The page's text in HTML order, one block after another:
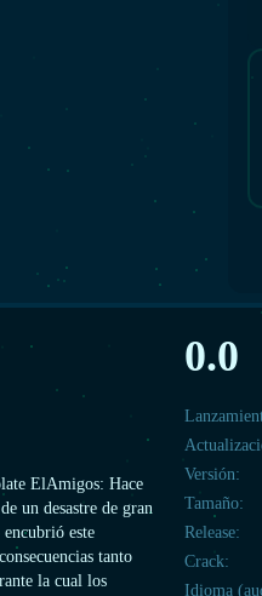
ElAmigos: Hace
un desastre de gran
este
tanto
la cual los
0.0
Versión:
Tamaño:
Release:
Crack:
Idioma